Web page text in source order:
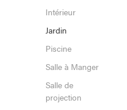
Intérieur
Jardin
Piscine
Salle à Manger
Salle de
projection